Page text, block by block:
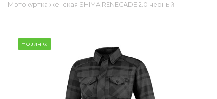
Мотокуртка женская SHIMA RENEGADE 2.0 черный
Новинка